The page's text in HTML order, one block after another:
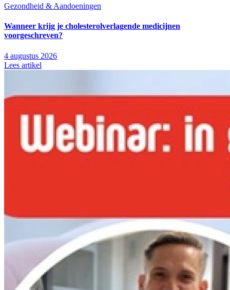
Gezondheid & Aandoeningen
Wanneer krijg je cholesterolverlagende medicijnen
voorgeschreven?
4 augustus 2026
Lees artikel